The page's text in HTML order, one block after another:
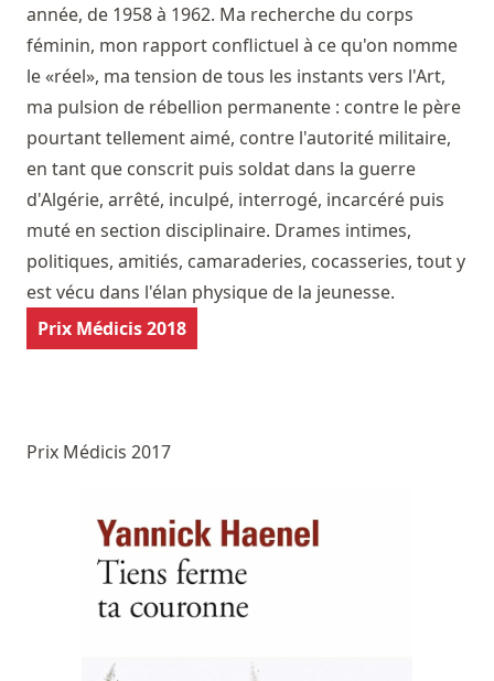
année, de 1958 à 1962. Ma recherche du corps
féminin, mon rapport conflictuel à ce qu'on nomme
le «réel», ma tension de tous les instants vers l'Art,
ma pulsion de rébellion permanente : contre le père
pourtant tellement aimé, contre l'autorité militaire,
en tant que conscrit puis soldat dans la guerre
d'Algérie, arrêté, inculpé, interrogé, incarcéré puis
muté en section disciplinaire. Drames intimes,
politiques, amitiés, camaraderies, cocasseries, tout y
est vécu dans l'élan physique de la jeunesse.
Prix Médicis 2018
Prix Médicis 2017